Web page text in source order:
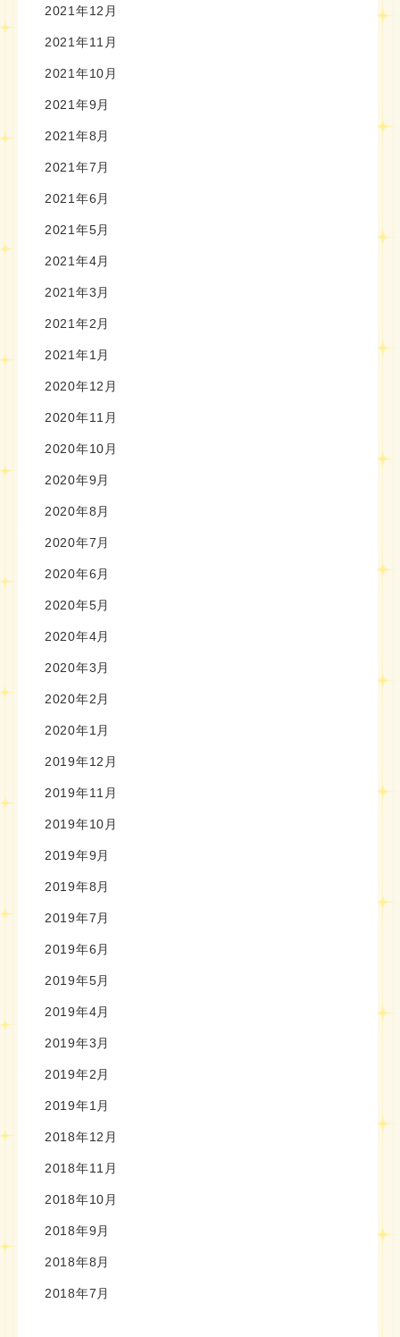
2021年12月
2021年11月
2021年10月
2021年9月
2021年8月
2021年7月
2021年6月
2021年5月
2021年4月
2021年3月
2021年2月
2021年1月
2020年12月
2020年11月
2020年10月
2020年9月
2020年8月
2020年7月
2020年6月
2020年5月
2020年4月
2020年3月
2020年2月
2020年1月
2019年12月
2019年11月
2019年10月
2019年9月
2019年8月
2019年7月
2019年6月
2019年5月
2019年4月
2019年3月
2019年2月
2019年1月
2018年12月
2018年11月
2018年10月
2018年9月
2018年8月
2018年7月